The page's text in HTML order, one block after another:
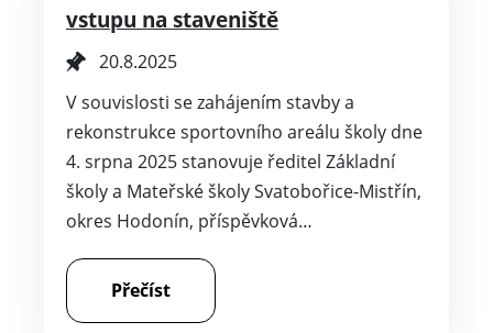
vstupu na staveniště
20.8.2025
V souvislosti se zahájením stavby a
rekonstrukce sportovního areálu školy dne
4. srpna 2025 stanovuje ředitel Základní
školy a Mateřské školy Svatobořice-Mistřín,
okres Hodonín, příspěvková…
Přečíst